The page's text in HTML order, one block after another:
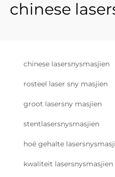
chinese
chinese lasersnysmasjien
rosteel laser sny masjien
groot lasersny masjien
stentlasersnysmasjien
hoë gehalte
kwaliteit lasersnysmasjien